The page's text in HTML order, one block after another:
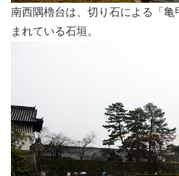
南西隅櫓台は、切り石による「
まれている石垣。